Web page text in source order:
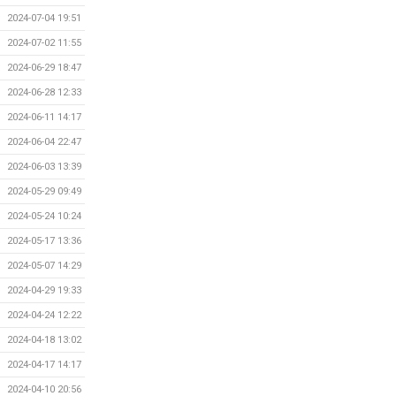
2024-07-04 19:51
2024-07-02 11:55
2024-06-29 18:47
2024-06-28 12:33
2024-06-11 14:17
2024-06-04 22:47
2024-06-03 13:39
2024-05-29 09:49
2024-05-24 10:24
2024-05-17 13:36
2024-05-07 14:29
2024-04-29 19:33
2024-04-24 12:22
2024-04-18 13:02
2024-04-17 14:17
2024-04-10 20:56